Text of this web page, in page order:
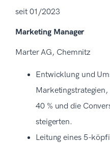
seit 01/2023
Marketing Manager
Marter AG, Chemnitz
Entwicklung und
40 % und die
steigerten.
Leitung eines 5-